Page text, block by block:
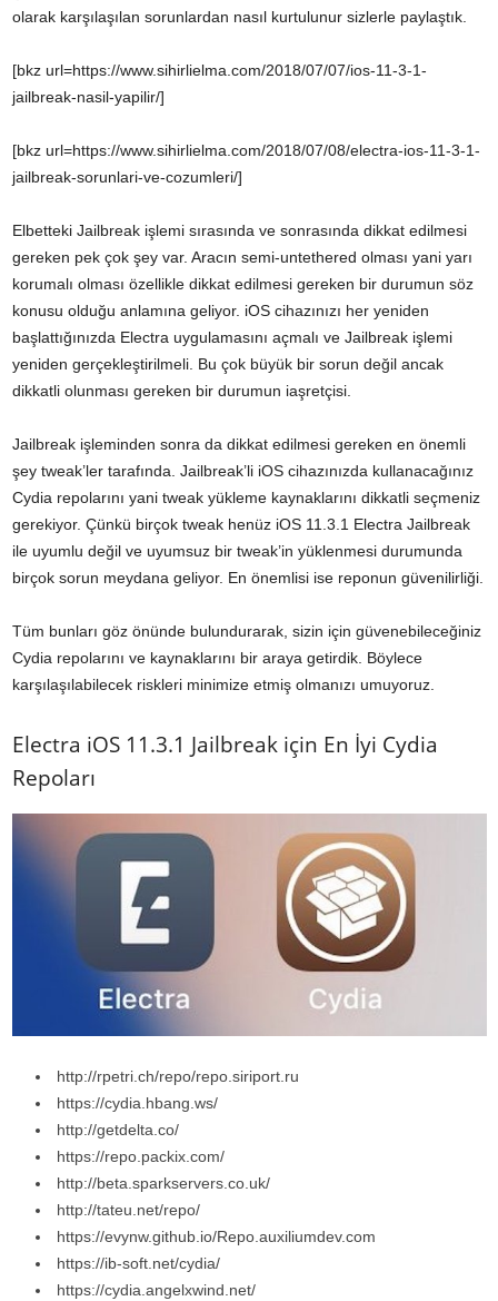
olarak karşılaşılan sorunlardan nasıl kurtulunur sizlerle paylaştık.
[bkz url=https://www.sihirlielma.com/2018/07/07/ios-11-3-1-
jailbreak-nasil-yapilir/]
[bkz url=https://www.sihirlielma.com/2018/07/08/electra-ios-11-3-1-
jailbreak-sorunlari-ve-cozumleri/]
Elbetteki Jailbreak işlemi sırasında ve sonrasında dikkat edilmesi
gereken pek çok şey var. Aracın semi-untethered olması yani yarı
korumalı olması özellikle dikkat edilmesi gereken bir durumun söz
konusu olduğu anlamına geliyor. iOS cihazınızı her yeniden
başlattığınızda Electra uygulamasını açmalı ve Jailbreak işlemi
yeniden gerçekleştirilmeli. Bu çok büyük bir sorun değil ancak
dikkatli olunması gereken bir durumun iaşretçisi.
Jailbreak işleminden sonra da dikkat edilmesi gereken en önemli
şey tweak’ler tarafında. Jailbreak’li iOS cihazınızda kullanacağınız
Cydia repolarını yani tweak yükleme kaynaklarını dikkatli seçmeniz
gerekiyor. Çünkü birçok tweak henüz iOS 11.3.1 Electra Jailbreak
ile uyumlu değil ve uyumsuz bir tweak’in yüklenmesi durumunda
birçok sorun meydana geliyor. En önemlisi ise reponun güvenilirliği.
Tüm bunları göz önünde bulundurarak, sizin için güvenebileceğiniz
Cydia repolarını ve kaynaklarını bir araya getirdik. Böylece
karşılaşılabilecek riskleri minimize etmiş olmanızı umuyoruz.
Electra iOS 11.3.1 Jailbreak için En İyi Cydia
Repoları
http://rpetri.ch/repo/repo.siriport.ru
https://cydia.hbang.ws/
http://getdelta.co/
https://repo.packix.com/
http://beta.sparkservers.co.uk/
http://tateu.net/repo/
https://evynw.github.io/Repo.auxiliumdev.com
https://ib-soft.net/cydia/
https://cydia.angelxwind.net/